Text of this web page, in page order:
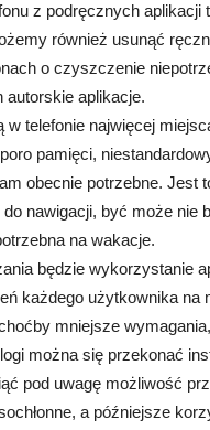
z podręcznych aplikacji
również usunąć
o czyszczenie
autorskie aplikacje.
w telefonie najwięcej
pamięci,
obecnie potrzebne. Jest
nawigacji, być może
na wakacje.
będzie wykorzystanie
każdego użytkownika
mniejsze
można się przekonać
pod uwagę możliwość
a późniejsze